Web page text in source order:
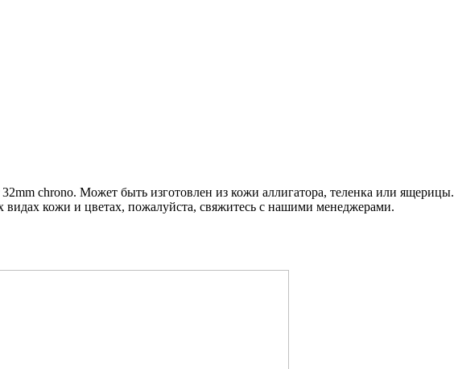
chrono. Может быть изготовлен из кожи аллигатора, теленка или ящерицы.
кожи и цветах, пожалуйста, свяжитесь с нашими менеджерами.